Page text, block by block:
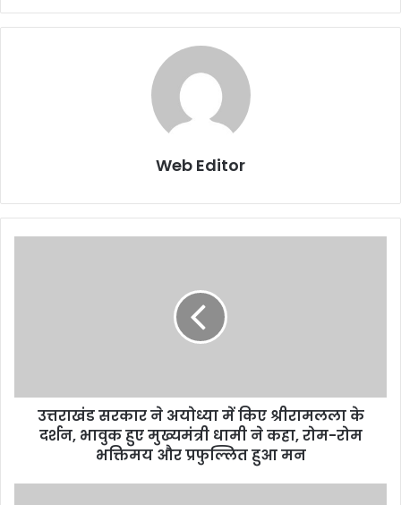
Web Editor
उत्तराखंड सरकार ने अयोध्या में किए श्रीरामलला के
दर्शन, भावुक हुए मुख्यमंत्री धामी ने कहा, रोम-रोम
भक्तिमय और प्रफुल्लित हुआ मन